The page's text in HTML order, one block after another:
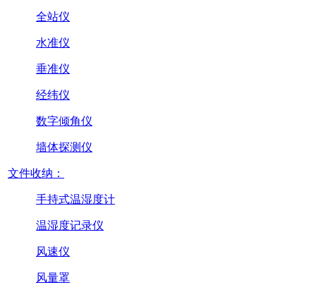
全站仪
水准仪
垂准仪
经纬仪
数字倾角仪
墙体探测仪
文件收纳：
手持式温湿度计
温湿度记录仪
风速仪
风量罩